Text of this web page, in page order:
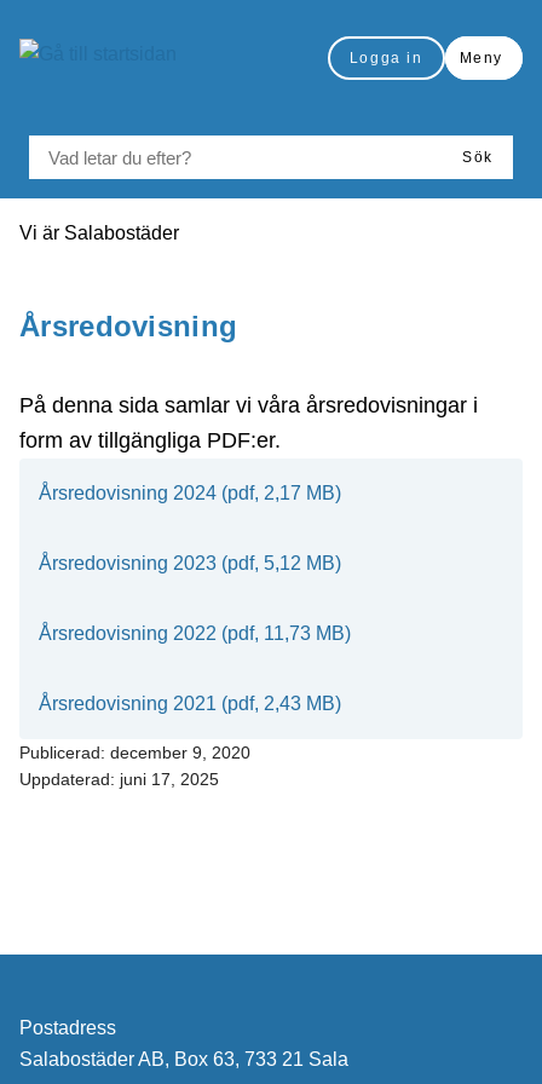
Logga in Meny
Sök
Du är här:
Vi är Salabostäder
Årsredovisning
På denna sida samlar vi våra årsredovisningar i
form av tillgängliga PDF:er.
Årsredovisning 2024 (pdf, 2,17 MB)
Årsredovisning 2023 (pdf, 5,12 MB)
Årsredovisning 2022 (pdf, 11,73 MB)
Årsredovisning 2021 (pdf, 2,43 MB)
Publicerad: december 9, 2020
Uppdaterad: juni 17, 2025
Postadress
Salabostäder AB, Box 63, 733 21 Sala